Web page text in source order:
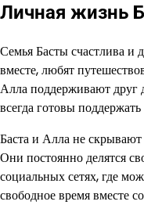
Личная жизнь
Семья Басты счастлива и
вместе, любят
Алла поддерживают друг
всегда готовы
Баста и Алла не
Они постоянно делятся
социальных сетях, где
свободное время вместе